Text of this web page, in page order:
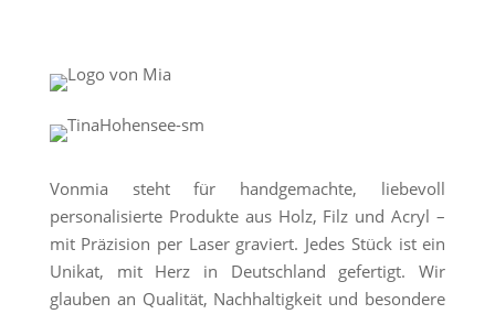
Vonmia steht für handgemachte, liebevoll
personalisierte Produkte aus Holz, Filz und Acryl –
mit Präzision per Laser graviert. Jedes Stück ist ein
Unikat, mit Herz in Deutschland gefertigt. Wir
glauben an Qualität, Nachhaltigkeit und besondere